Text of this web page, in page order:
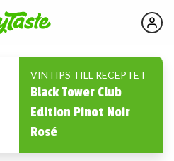
VINTIPS TILL RECEPTET
Black Tower Club
Edition Pinot Noir
Rosé